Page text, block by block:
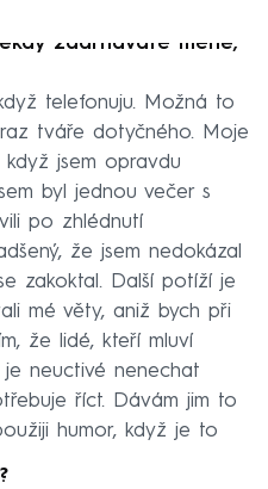
zadrháváte méně,
telefonuju. Možná to
tváře dotyčného. Moje
jsem opravdu
byl jednou večer s
po zhlédnutí
že jsem nedokázal
zakoktal. Další potíží je
mé věty, aniž bych při
že lidé, kteří mluví
neuctivé nenechat
říct. Dávám jim to
humor, když je to